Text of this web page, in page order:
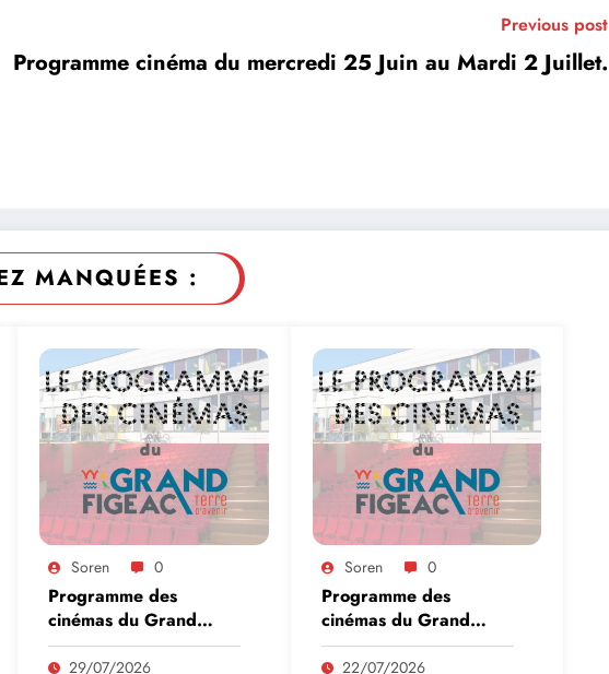
Previous post
Programme cinéma du mercredi 25 Juin au Mardi 2 Juillet.
MANQUÉES :
Soren 0
Programme des
cinémas du Grand
Figeac du 29 au 4 août
29/07/2026
Soren 0
Programme des
cinémas du Grand
Figeac du 22 au 28
juillet22/07/2026